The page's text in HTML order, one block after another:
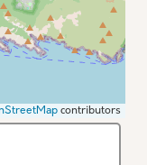
contributors